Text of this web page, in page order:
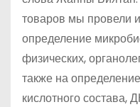
товаров мы провели
определение
физических,
также на
кислотного